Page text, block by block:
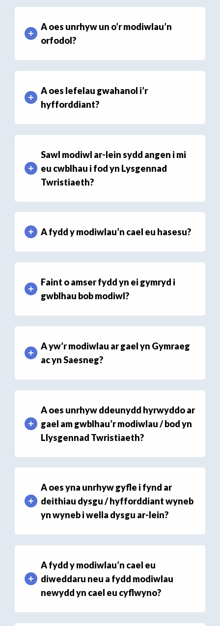
A oes unrhyw un o’r modiwlau’n
orfodol?
A oes lefelau gwahanol i’r
hyfforddiant?
Sawl modiwl ar-lein sydd angen i mi
eu cwblhau i fod yn Lysgennad
Twristiaeth?
A fydd y modiwlau’n cael eu hasesu?
Faint o amser fydd yn ei gymryd i
gwblhau bob modiwl?
A yw’r modiwlau ar gael yn Gymraeg
ac yn Saesneg?
A oes unrhyw ddeunydd hyrwyddo ar
gael am gwblhau’r modiwlau / bod yn
Llysgennad Twristiaeth?
A oes yna unrhyw gyfle i fynd ar
deithiau dysgu / hyfforddiant wyneb
yn wyneb i wella dysgu ar-lein?
A fydd y modiwlau’n cael eu
diweddaru neu a fydd modiwlau
newydd yn cael eu cyflwyno?